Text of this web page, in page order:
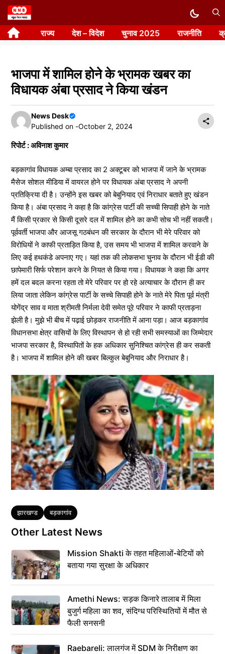
Skip
to
content राज्य देश – विदेश चुनाव 2025 राजनीति
भाजपा में शामिल होने के भ्रामक खबर का
विधायक अंबा प्रसाद ने किया खंडन
News Desk
Published on -October 2, 2024
रिपोर्ट : अविनाश कुमार
बड़कागांव विधायक अम्बा प्रसाद का 2 अक्टूबर को भाजपा में जाने के भ्रामक
मैसेज सोशल मीडिया में वायरल होने पर विधायक अंबा प्रसाद ने अपनी
प्रतिक्रिया दी है। उन्होंने इस खबर को बेबुनियाद एवं निराधार बताते हुए खंडन
किया है। अंबा प्रसाद ने कहा है कि कांग्रेस पार्टी की सच्ची सिपाही होने के नाते
मैं किसी प्रकार से किसी दूसरे दल में शामिल होने का कभी सोच भी नहीं सकती।
पूर्ववर्ती भाजपा और आजसू गठबंधन की सरकार के दौरान भी मेरे परिवार को
विरोधियों ने काफी प्रताड़ित किया है, उस समय भी भाजपा में शामिल करवाने के
लिए कई हथकंडे अपनाए गए। यहां तक की लोकसभा चुनाव के दौरान भी ईडी की
छापेमारी सिर्फ परेशान करने के नियत से किया गया। विधायक ने कहा कि अगर
हमें दल बदल करना रहता तो मेरे परिवार पर हो रहे अत्याचार के दौरान ही कर
लिया जाता लेकिन कांग्रेस पार्टी के सच्चे सिपाही होने के नाते मेरे पिता पूर्व मंत्री
योगेंद्र साव व माता श्रीमती निर्मला देवी समेत पूरे परिवार ने काफी प्रताड़ना
झेली है। मुझे भी बीच में पढ़ाई छोड़कर राजनीति में आना पड़ा। आज बड़कागांव
विधानसभा क्षेत्र वासियों के लिए विस्थापन से हो रही सभी समस्याओं का जिम्मेदार
भाजपा सरकार है, विस्थापितों के हक अधिकार सुनिश्चित कांग्रेस ही कर सकती
है। भाजपा में शामिल होने की खबर बिल्कुल बेबुनियाद और निराधार है।
Tags
झारखण्ड बड़कागांव
Other Latest News
Mission Shakti के तहत महिलाओं-बेटियों को
बताया गया सुरक्षा के अधिकार
Amethi News: सड़क किनारे तालाब में मिला
बुजुर्ग महिला का शव, संदिग्ध परिस्थितियों में मौत से
फैली सनसनी
Raebareli: लालगंज में SDM के निरीक्षण का